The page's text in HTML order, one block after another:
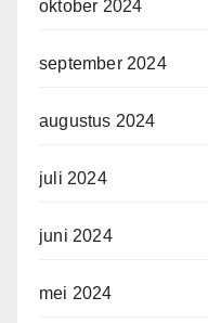
oktober 2024
september 2024
augustus 2024
juli 2024
juni 2024
mei 2024